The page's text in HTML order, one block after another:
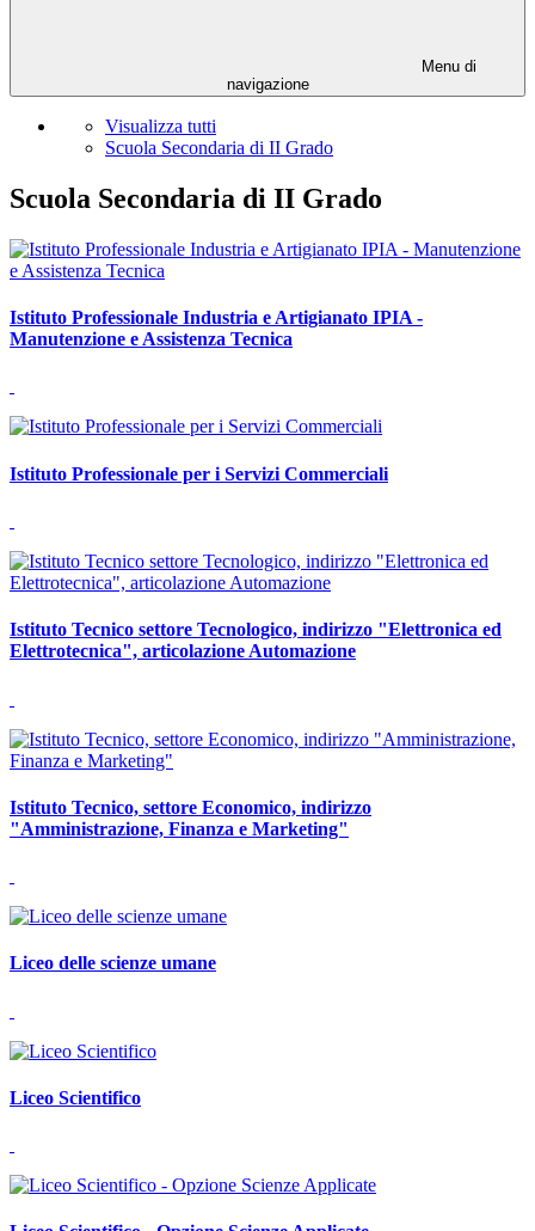
Menu di
navigazione
Visualizza tutti
Scuola Secondaria di II Grado
Scuola Secondaria di II Grado
Istituto Professionale Industria e Artigianato IPIA -
Manutenzione e Assistenza Tecnica
Istituto Professionale per i Servizi Commerciali
Istituto Tecnico settore Tecnologico, indirizzo "Elettronica ed
Elettrotecnica", articolazione Automazione
Istituto Tecnico, settore Economico, indirizzo
"Amministrazione, Finanza e Marketing"
Liceo delle scienze umane
Liceo Scientifico